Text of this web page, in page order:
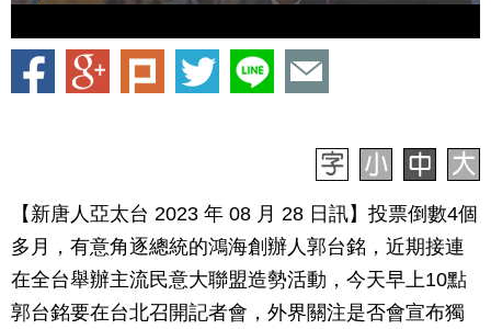
【新唐人亞太台 2023 年 08 月 28 日訊】投票倒數4個
多月，有意角逐總統的鴻海創辦人郭台銘，近期接連
在全台舉辦主流民意大聯盟造勢活動，今天早上10點
郭台銘要在台北召開記者會，外界關注是否會宣布獨